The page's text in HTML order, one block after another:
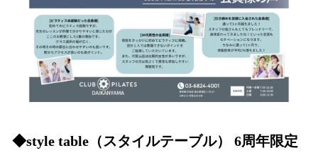
◆style table（スタイルテーブル） 6周年限定